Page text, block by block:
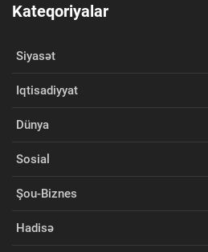
Kateqoriyalar
Siyasət
Iqtisadiyyat
Dünya
Sosial
Şou-Biznes
Hadisə